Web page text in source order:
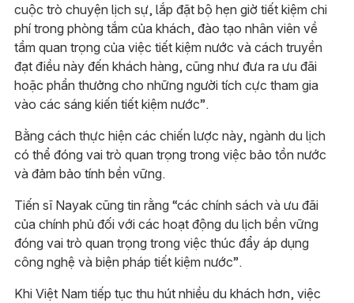
cuộc trò chuyện lịch sự, lắp đặt bộ hẹn giờ tiết kiệm chi
phí trong phòng tắm của khách, đào tạo nhân viên về
tầm quan trọng của việc tiết kiệm nước và cách truyền
đạt điều này đến khách hàng, cũng như đưa ra ưu đãi
hoặc phần thưởng cho những người tích cực tham gia
vào các sáng kiến tiết kiệm nước”.
Bằng cách thực hiện các chiến lược này, ngành du lịch
có thể đóng vai trò quan trọng trong việc bảo tồn nước
và đảm bảo tính bền vững.
Tiến sĩ Nayak cũng tin rằng “các chính sách và ưu đãi
của chính phủ đối với các hoạt động du lịch bền vững
đóng vai trò quan trọng trong việc thúc đẩy áp dụng
công nghệ và biện pháp tiết kiệm nước”.
Khi Việt Nam tiếp tục thu hút nhiều du khách hơn, việc